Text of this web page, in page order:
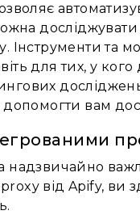
досліджувати
Інструменти та
для тих, у
вам
надзвичайно
від Apify, ви